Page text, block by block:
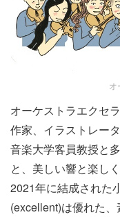
オ
オーケストラエクセ
作家、イラストレー
音楽大学客員教授と
と、美しい響と楽し
2021年に結成された
(excellent)は優れた